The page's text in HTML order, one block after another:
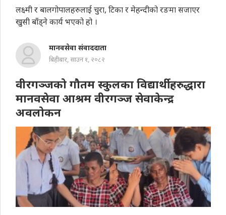
लक्ष्मी र बालगोपालहरुलाई चुरा, टिका र मेहन्दीको रङमा सजाएर
खुसी बाँड्ने कार्य भएको हो ।
मानवसेवा संवाददाता
बिहीबार, साउन १, २०८२
वीरगञ्जको गौतम स्कुलका विद्यार्थीहरुद्धारा
मानवसेवा आश्रम वीरगञ्ज सेवाकेन्द्र
अवलोकन